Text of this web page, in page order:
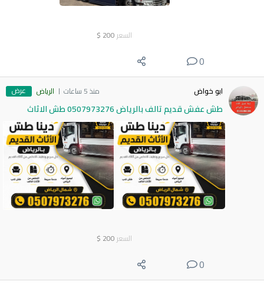
السعر 200
$
0
ابو خواض منذ 5 ساعات الرياض عرض
طش عفش قديم تالف بالرياض 0507973276 طش الاثاث
السعر 200
$
0